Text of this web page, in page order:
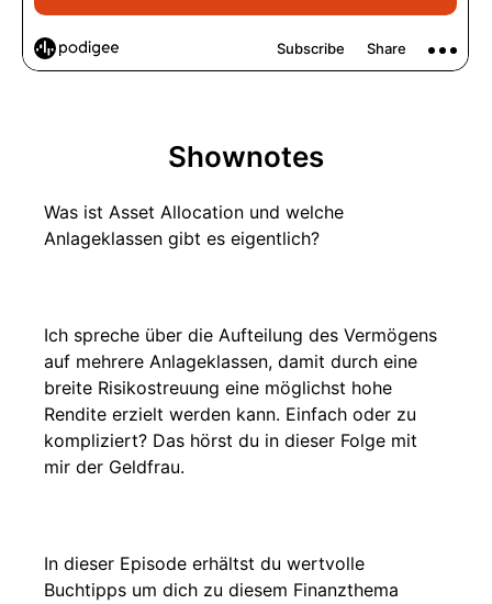
Shownotes
Was ist Asset Allocation und welche
Anlageklassen gibt es eigentlich?
Ich spreche über die Aufteilung des Vermögens
auf mehrere Anlageklassen, damit durch eine
breite Risikostreuung eine möglichst hohe
Rendite erzielt werden kann. Einfach oder zu
kompliziert? Das hörst du in dieser Folge mit
mir der Geldfrau.
In dieser Episode erhältst du wertvolle
Buchtipps um dich zu diesem Finanzthema